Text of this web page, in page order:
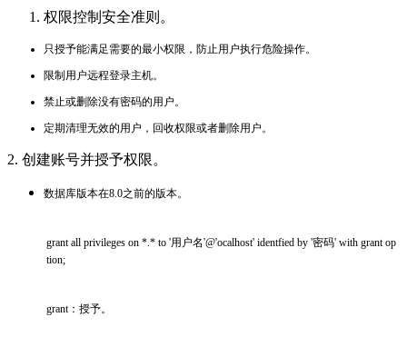
权限控制安全准则。
只授予能满足需要的最小权限，防止用户执行危险操作。
限制用户远程登录主机。
禁止或删除没有密码的用户。
定期清理无效的用户，回收权限或者删除用户。
2. 创建账号并授予权限。
数据库版本在8.0之前的版本。
grant all privileges on *.* to '用户名'@'ocalhost' identfied by '密码' with grant op
tion;
grant：授予。